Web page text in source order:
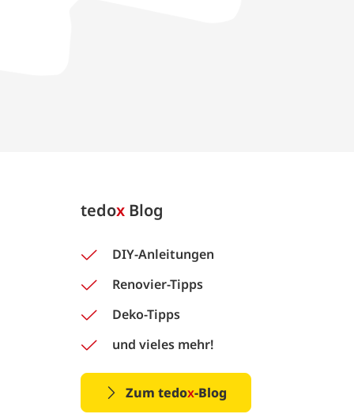
tedox Blog
DIY-Anleitungen
Renovier-Tipps
Deko-Tipps
und vieles mehr!
Zum tedox-Blog